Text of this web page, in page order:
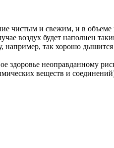
чистым и свежим, и в объеме
воздух будет наполнен
так хорошо дышится
неоправданному
веществ и